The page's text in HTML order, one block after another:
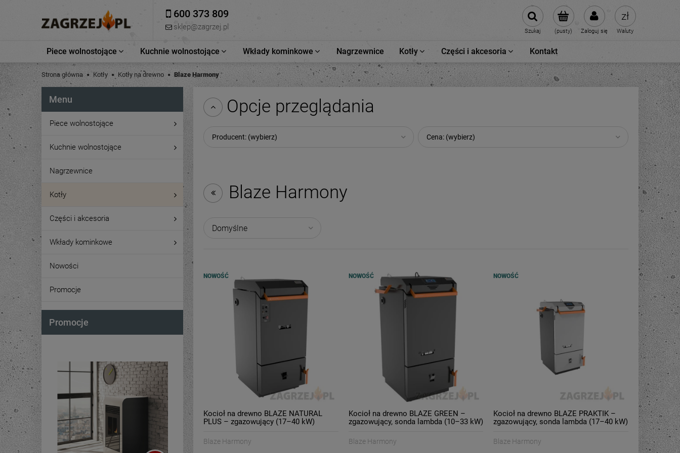
600 373 809
sklep@zagrzej.pl (pusty) Zaloguj się
Szukaj Waluty
Piece wolnostojące Kuchnie wolnostojące Wkłady kominkowe Nagrzewnice Kotły Części i akcesoria Kontakt
Strona główna Kotły Kotły na drewno Blaze Harmony
Menu
Piece wolnostojące
Kuchnie wolnostojące
Nagrzewnice
Kotły
Części i akcesoria
Wkłady kominkowe
Nowości
Promocje
Promocje
Opcje przeglądania
Producent: (wybierz) Cena: (wybierz)
Blaze Harmony
Kocioł na drewno BLAZE NATURAL
PLUS – zgazowujący (17–40 kW)
Blaze Harmony
NOWOŚĆ
Kocioł na drewno BLAZE GREEN –
zgazowujący, sonda lambda (10–33 kW)
Blaze Harmony
NOWOŚĆ
Kocioł na drewno BLAZE PRAKTIK –
zgazowujący, sonda lambda (17–40 kW)
Blaze Harmony
NOWOŚĆ